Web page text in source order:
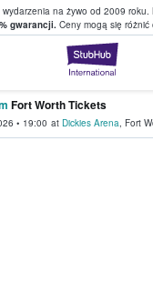
wydarzenia na żywo od 2009 roku.
gwarancji. Ceny mogą się
fani i kibice
Fort Worth Tickets
• 19:00 at Dickies Arena, Fort